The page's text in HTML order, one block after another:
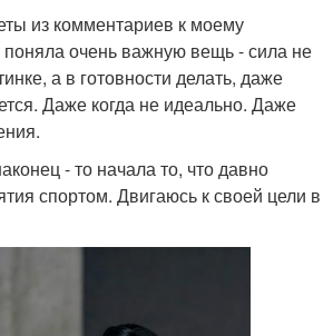
из комментариев к моему
очень важную вещь - сила не
а в готовности делать, даже
Даже когда не идеально. Даже
- то начала то, что давно
спортом. Двигаюсь к своей цели в